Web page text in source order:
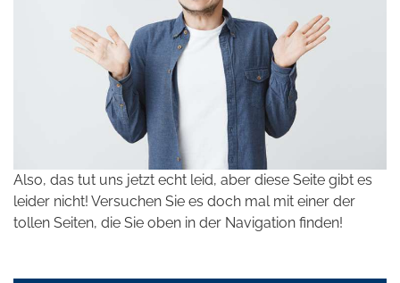
Also, das tut uns jetzt echt leid, aber diese Seite gibt es
leider nicht! Versuchen Sie es doch mal mit einer der
tollen Seiten, die Sie oben in der Navigation finden!